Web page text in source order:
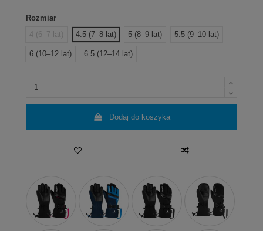
Rozmiar
4 (6–7 lat)
4.5 (7–8 lat) 5 (8–9 lat) 5.5 (9–10 lat)
6 (10–12 lat) 6.5 (12–14 lat)
Dodaj do koszyka